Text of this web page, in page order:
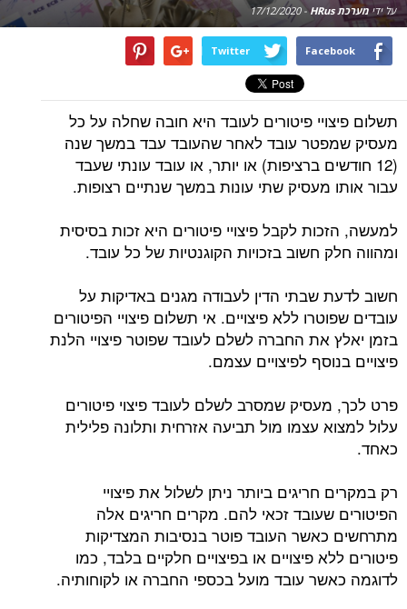
על ידי מערכת HRus -
17/12/2020
Facebook
Twitter
תשלום פיצויי פיטורים לעובד היא חובה שחלה על כל
מעסיק שמפטר עובד לאחר שהעובד עבד במשך שנה
(12 חודשים ברציפות) או יותר, או עובד עונתי שעבד
עבור אותו מעסיק שתי עונות במשך שנתיים רצופות.
למעשה, הזכות לקבל פיצויי פיטורים היא זכות בסיסית
ומהווה חלק חשוב בזכויות הקוגנטיות של כל עובד.
חשוב לדעת שבתי הדין לעבודה מגנים באדיקות על
עובדים שפוטרו ללא פיצויים. אי תשלום פיצויי הפיטורים
בזמן יאלץ את החברה לשלם לעובד שפוטר פיצויי הלנת
פיצויים בנוסף לפיצויים עצמם.
פרט לכך, מעסיק שמסרב לשלם לעובד פיצוי פיטורים
עלול למצוא עצמו מול תביעה אזרחית ותלונה פלילית
כאחד.
רק במקרים חריגים ביותר ניתן לשלול את פיצויי
הפיטורים שעובד זכאי להם. מקרים חריגים אלה
מתרחשים כאשר העובד פוטר בנסיבות המצדיקות
פיטורים ללא פיצויים או בפיצויים חלקיים בלבד, כמו
לדוגמה כאשר עובד מועל בכספי החברה או לקוחותיה.